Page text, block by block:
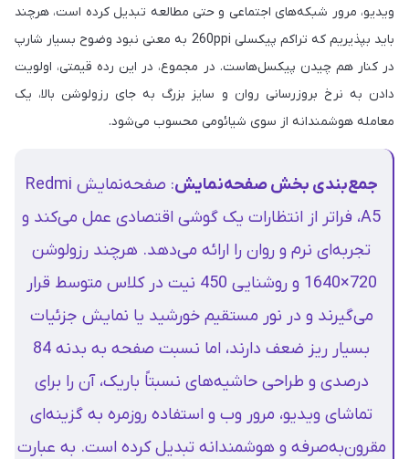
ویدیو، مرور شبکه‌های اجتماعی و حتی مطالعه تبدیل کرده است، هرچند
باید بپذیریم که تراکم پیکسلی 260ppi به معنی نبود وضوح بسیار شارپ
در کنار هم چیدن پیکسل‌هاست. در مجموع، در این رده قیمتی، اولویت
دادن به نرخ بروزرسانی روان و سایز بزرگ به جای رزولوشن بالا، یک
معامله هوشمندانه از سوی شیائومی محسوب می‌شود.
جمع‌بندی بخش صفحه‌نمایش
: صفحه‌نمایش Redmi
A5، فراتر از انتظارات یک گوشی اقتصادی عمل می‌کند و
تجربه‌ای نرم و روان را ارائه می‌دهد. هرچند رزولوشن
720×1640 و روشنایی 450 نیت در کلاس متوسط قرار
می‌گیرند و در نور مستقیم خورشید یا نمایش جزئیات
بسیار ریز ضعف دارند، اما نسبت صفحه به بدنه 84
درصدی و طراحی حاشیه‌های نسبتاً باریک، آن را برای
تماشای ویدیو، مرور وب و استفاده روزمره به گزینه‌ای
مقرون‌به‌صرفه و هوشمندانه تبدیل کرده است. به عبارت